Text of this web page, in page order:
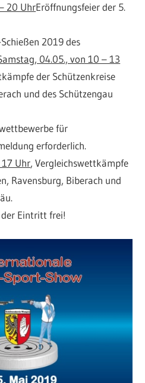
20 UhrEröffnungsfeier der 5.
Schießen 2019 des
04.05., von 10 – 13
der Schützenkreise
und des Schützengau
für
erforderlich.
Uhr, Vergleichswettkämpfe
Ravensburg, Biberach und
Eintritt frei!